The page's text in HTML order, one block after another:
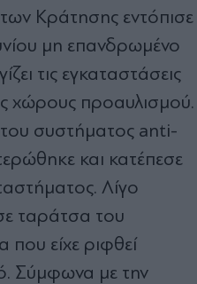
Κράτησης εντόπισε
μη επανδρωμένο
τις εγκαταστάσεις
χώρους προαυλισμού.
συστήματος anti-
και κατέπεσε
Λίγο
ταράτσα του
είχε ριφθεί
Σύμφωνα με την